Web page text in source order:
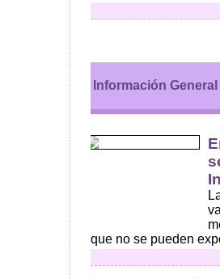
Información General
que no se pueden